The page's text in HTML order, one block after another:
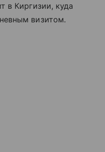
в Киргизии, куда
визитом.